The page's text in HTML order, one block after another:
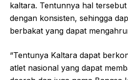
kaltara. Tentunnya hal
dengan konsisten, sehingga
berbakat yang dapat
“Tentunya Kaltara dapat
atlet nasional yang dapat